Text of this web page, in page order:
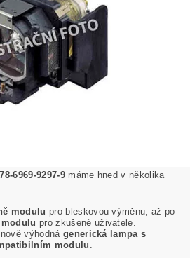
78-6969-9297-9máme hned v několika
modulu pro bleskovou výměnu, až po
pro zkušené uživatele.
výhodná generická lampa s
modulu